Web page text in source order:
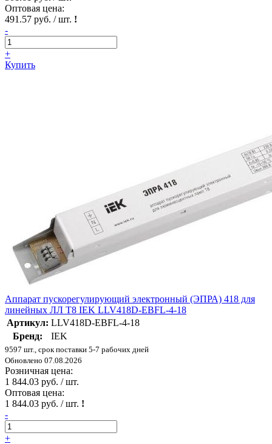
Оптовая цена:
491.57 руб. / шт. !
-
+
Купить
Аппарат пускорегулирующий электронный (ЭПРА) 418 для
линейных ЛЛ T8 IEK LLV418D-EBFL-4-18
Артикул: LLV418D-EBFL-4-18
Бренд:
IEK
9597 шт., срок поставки 5-7 рабочих дней
Обновлено 07.08.2026
Розничная цена:
1 844.03 руб. / шт.
Оптовая цена:
1 844.03 руб. / шт. !
-
+